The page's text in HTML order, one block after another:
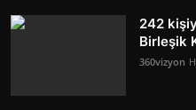
242
Birleşik
360vizyon